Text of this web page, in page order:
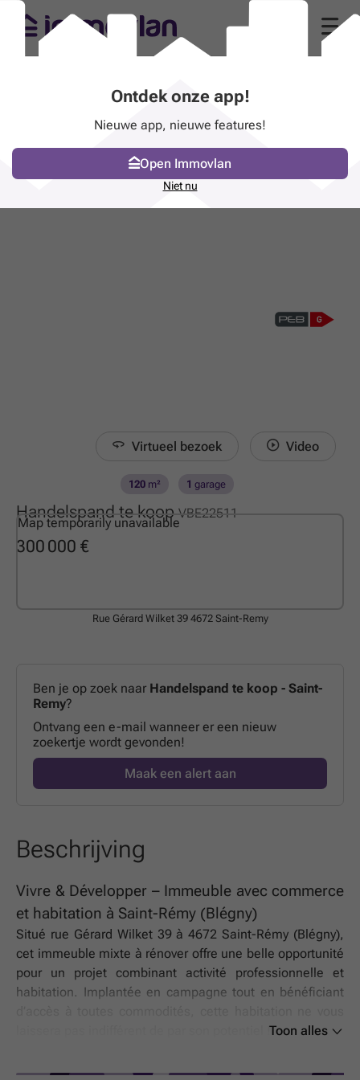
Handelspand te koop VBE22511
300 000 €
Virtueel bezoek Video
120m² 1 garage
Map temporarily unavailable
Rue Gérard Wilket 39 4672 Saint-Remy
Ben je op zoek naar Handelspand te koop - Saint-
Remy?
Ontvang een e-mail wanneer er een nieuw
zoekertje wordt gevonden!
Maak een alert aan
Beschrijving
Vivre & Développer – Immeuble avec commerce
et habitation à Saint-Rémy (Blégny)
Situé rue Gérard Wilket 39 à 4672 Saint-Rémy (Blégny),
cet immeuble mixte à rénover offre une belle opportunité
pour un projet combinant activité professionnelle et
habitation. Implantée en campagne tout en bénéficiant
laissera pas indifférent de par son potentiel !Toon alles
Ontdek onze app!
Nieuwe app, nieuwe features!
Open Immovlan
Niet nu